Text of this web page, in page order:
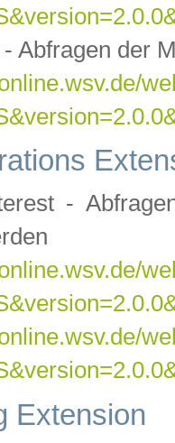
Abfragen der
-
Extension